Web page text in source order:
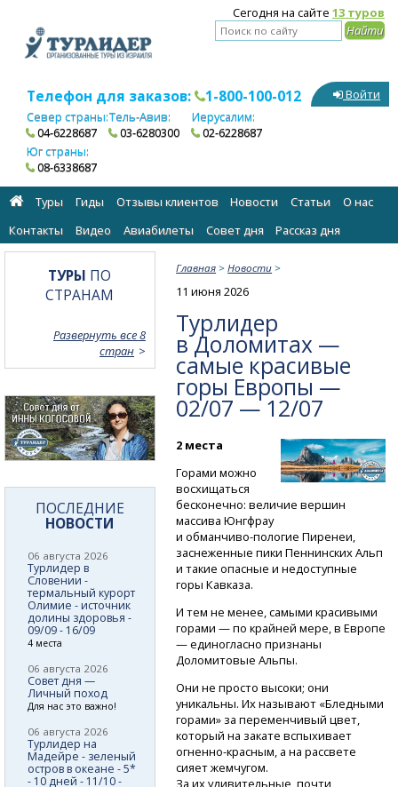
Сегодня на сайте 13 туров
Телефон для заказов: 1-800-100-012
Север страны:
04-6228687
Тель-Авив:
03-6280300
Иерусалим:
02-6228687
Юг страны:
08-6338687
Войти
Туры Гиды Отзывы клиентов Новости Статьи
О нас
Контакты
Видео Авиабилеты Cовет дня Рассказ дня
Главная >Новости >
11 июня 2026
Турлидер
в Доломитах —
самые красивые
горы Европы —
02/07 — 12/07
2 места
Горами можно
восхищаться
бесконечно: величие вершин
массива Юнгфрау
и обманчиво-пологие Пиренеи,
заснеженные пики Пеннинских Альп
и такие опасные и недоступные
горы Кавказа.
И тем не менее, самыми красивыми
горами — по крайней мере, в Европе
— единогласно признаны
Доломитовые Альпы.
Они не просто высоки; они
уникальны. Их называют «Бледными
горами» за переменчивый цвет,
который на закате вспыхивает
огненно-красным, а на рассвете
сияет жемчугом.
За их удивительные, почти
ТУРЫ ПО
СТРАНАМ
Развернуть все 8
стран
ПОСЛЕДНИЕ
НОВОСТИ
06 августа 2026
Турлидер в
Словении -
термальный курорт
Олимие - источник
долины здоровья -
09/09 - 16/09
4 места
06 августа 2026
Совет дня —
Личный поход
Для нас это важно!
06 августа 2026
Турлидер на
Мадейре - зеленый
остров в океане - 5*
- 10 дней - 11/10 -